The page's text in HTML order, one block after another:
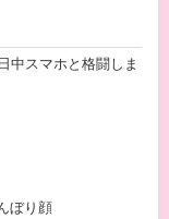
中スマホと格闘しま